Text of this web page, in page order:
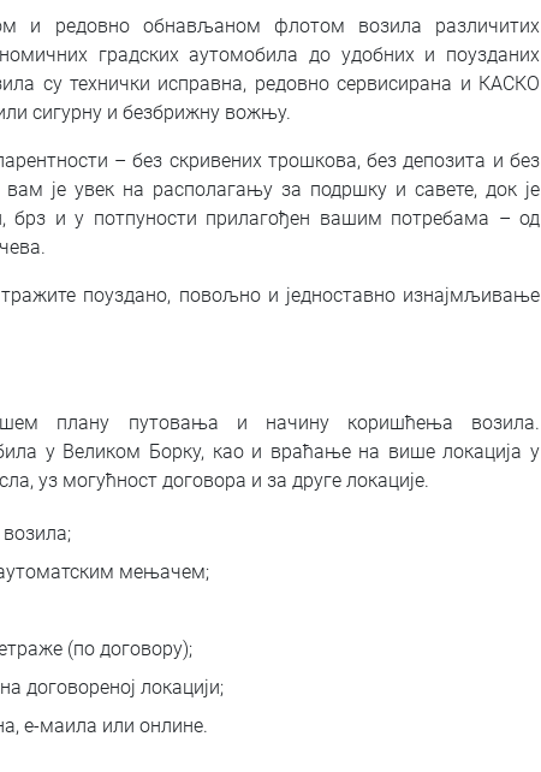
и редовно обнављаном флотом возила различитих
градских аутомобила до удобних и поузданих
су технички исправна, редовно сервисирана и КАСКО
сигурну и безбрижну вожњу.
– без скривених трошкова, без депозита и без
је увек на располагању за подршку и савете, док је
брз и у потпуности прилагођен вашим потребама – од
поуздано, повољно и једноставно изнајмљивање
плану путовања и начину коришћења возила.
у Великом Борку, као и враћање на више локација у
уз могућност договора и за друге локације.
мењачем;
(по договору);
договореној локацији;
е-маила или онлине.